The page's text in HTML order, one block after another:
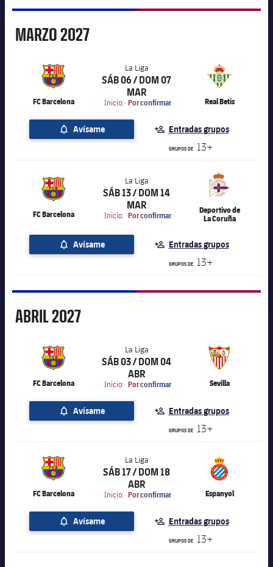
Marzo
MARZO2027
FC Barcelona
La Liga
La Liga
SÁB 06 / DOM 07
MAR
Inicio: Por confirmar Real Betis
label.aria.chevronright
Avísame Entradas grupos
GRUPOS DE 13+
FC Barcelona
La Liga
La Liga
SÁB 13 / DOM 14
MAR
Inicio: Por confirmar
Deportivo de
La Coruña
label.aria.chevronright
Avísame Entradas grupos
GRUPOS DE 13+
Abril
ABRIL2027
FC Barcelona
La Liga
La Liga
SÁB 03 / DOM 04
ABR
Inicio: Por confirmar Sevilla
label.aria.chevronright
Avísame Entradas grupos
GRUPOS DE 13+
FC Barcelona
La Liga
La Liga
SÁB 17 / DOM 18
ABR
Inicio: Por confirmar Espanyol
label.aria.chevronright
Avísame Entradas grupos
GRUPOS DE 13+